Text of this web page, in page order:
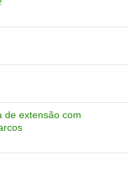
de extensão com